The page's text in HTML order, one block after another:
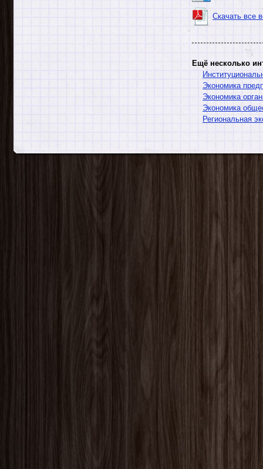
Скачать все
Ещё несколько
Экономика
Экономика
Экономика
Региональная